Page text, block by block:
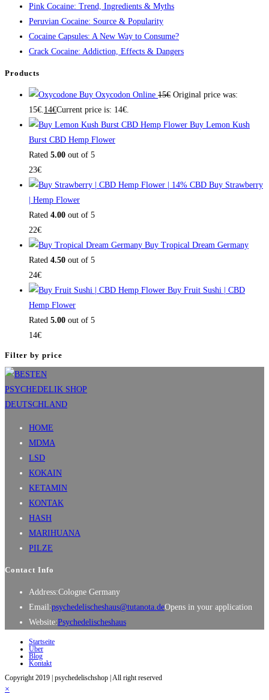
Pink Cocaine: Trend, Ingredients & Myths
Peruvian Cocaine: Source & Popularity
Cocaine Capsules: A New Way to Consume?
Crack Cocaine: Addiction, Effects & Dangers
Products
Buy Oxycodon Online 15€ Original price was:
15€.14€Current price is: 14€.
Buy Lemon Kush
Burst CBD Hemp Flower
Rated 5.00 out of 5
23€
Buy Strawberry
| Hemp Flower
Rated 4.00 out of 5
22€
Buy Tropical Dream Germany
Rated 4.50 out of 5
24€
Buy Fruit Sushi | CBD
Hemp Flower
Rated 5.00 out of 5
14€
Filter by price
HOME
MDMA
LSD
KOKAIN
KETAMIN
KONTAK
HASH
MARIHUANA
PILZE
Contact Info
Address:Cologne Germany
Email:psychedelischeshaus@tutanota.deOpens in your application
Website:Psychedelischeshaus
Startseite
Über
Blog
Kontakt
Copyright 2019 | psychedelischshop | All right reserved
×